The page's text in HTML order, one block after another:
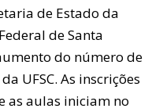
de Estado da
de Santa
do número de
UFSC. As inscrições
as aulas iniciam no